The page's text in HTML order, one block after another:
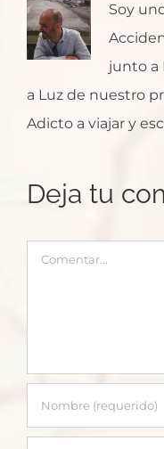
Soy
junto a
a Luz de nuestro
Adicto a viajar y
Deja tu
Comentar